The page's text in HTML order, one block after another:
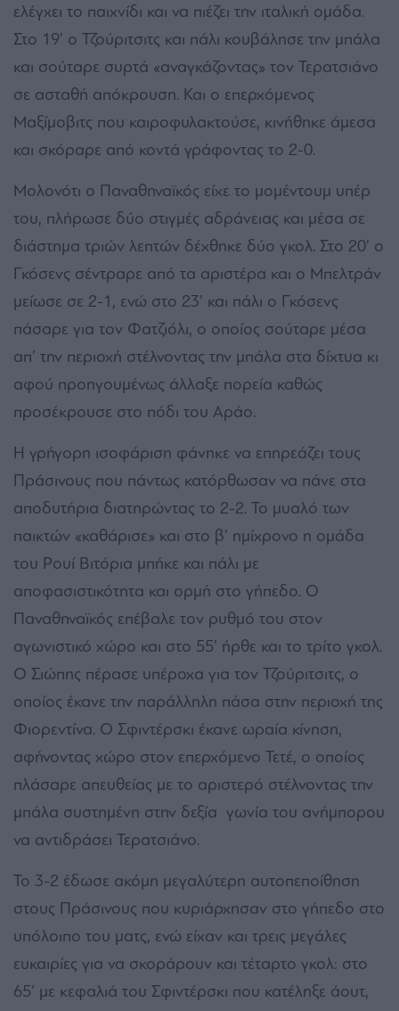
ελέγχει το παιχνίδι και να πιέζει την ιταλική ομάδα.
Στο 19’ ο Τζούριτσιτς και πάλι κουβάλησε την μπάλα
και σούταρε συρτά «αναγκάζοντας» τον Τερατσιάνο
σε ασταθή απόκρουση. Και ο επερχόμενος
Μαξίμοβιτς που καιροφυλακτούσε, κινήθηκε άμεσα
και σκόραρε από κοντά γράφοντας το 2-0.
Μολονότι ο Παναθηναϊκός είχε το μομέντουμ υπέρ
του, πλήρωσε δύο στιγμές αδράνειας και μέσα σε
διάστημα τριών λεπτών δέχθηκε δύο γκολ. Στο 20’ ο
Γκόσενς σέντραρε από τα αριστέρα και ο Μπελτράν
μείωσε σε 2-1, ενώ στο 23’ και πάλι ο Γκόσενς
πάσαρε για τον Φατζιόλι, ο οποίος σούταρε μέσα
απ’ την περιοχή στέλνοντας την μπάλα στα δίχτυα κι
αφού προηγουμένως άλλαξε πορεία καθώς
προσέκρουσε στο πόδι του Αράο.
Η γρήγορη ισοφάριση φάνηκε να επηρεάζει τους
Πράσινους που πάντως κατόρθωσαν να πάνε στα
αποδυτήρια διατηρώντας το 2-2. Το μυαλό των
παικτών «καθάρισε» και στο β’ ημίχρονο η ομάδα
του Ρουί Βιτόρια μπήκε και πάλι με
αποφασιστικότητα και ορμή στο γήπεδο. Ο
Παναθηναϊκός επέβαλε τον ρυθμό του στον
αγωνιστικό χώρο και στο 55’ ήρθε και το τρίτο γκολ.
Ο Σιώπης πέρασε υπέροχα για τον Τζούριτσιτς, ο
οποίος έκανε την παράλληλη πάσα στην περιοχή της
Φιορεντίνα. Ο Σφιντέρσκι έκανε ωραία κίνηση,
αφήνοντας χώρο στον επερχόμενο Τετέ, ο οποίος
πλάσαρε απευθείας με το αριστερό στέλνοντας την
μπάλα συστημένη στην δεξία γωνία του ανήμπορου
να αντιδράσει Τερατσιάνο.
Το 3-2 έδωσε ακόμη μεγαλύτερη αυτοπεποίθηση
στους Πράσινους που κυριάρχησαν στο γήπεδο στο
υπόλοιπο του ματς, ενώ είχαν και τρεις μεγάλες
ευκαιρίες για να σκοράρουν και τέταρτο γκολ: στο
65’ με κεφαλιά του Σφιντέρσκι που κατέληξε άουτ,